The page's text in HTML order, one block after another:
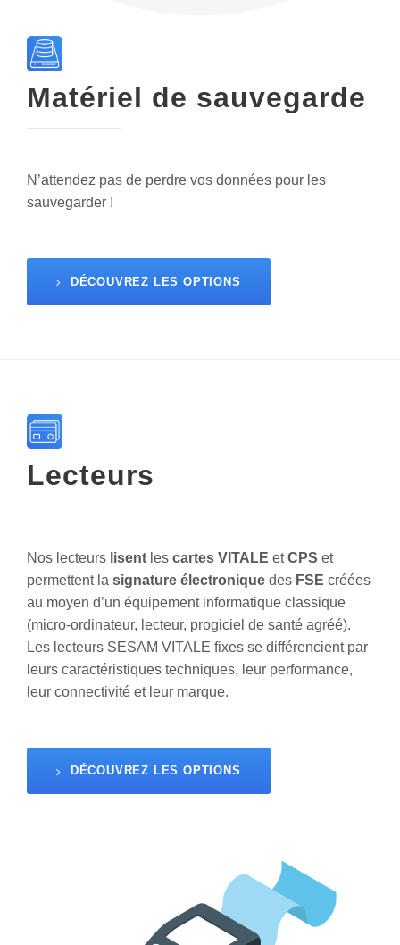
Matériel de sauvegarde
N’attendez pas de perdre vos données pour les
sauvegarder !
DÉCOUVREZ LES OPTIONS
Lecteurs
Nos lecteurs lisent les cartes VITALE etCPS et
permettent la signature électronique des FSE créées
au moyen d’un équipement informatique classique
(micro-ordinateur, lecteur, progiciel de santé agréé).
Les lecteurs SESAM VITALE fixes se différencient par
leurs caractéristiques techniques, leur performance,
leur connectivité et leur marque.
DÉCOUVREZ LES OPTIONS